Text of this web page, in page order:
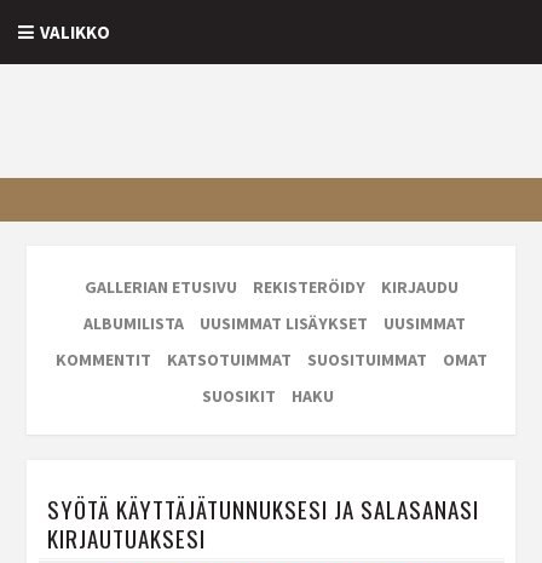
VALIKKO
GALLERIAN ETUSIVU REKISTERÖIDY
KIRJAUDU
ALBUMILISTA
UUSIMMAT LISÄYKSET
UUSIMMAT
KOMMENTIT
KATSOTUIMMAT SUOSITUIMMAT
OMAT
SUOSIKIT
HAKU
SYÖTÄ KÄYTTÄJÄTUNNUKSESI JA SALASANASI
KIRJAUTUAKSESI